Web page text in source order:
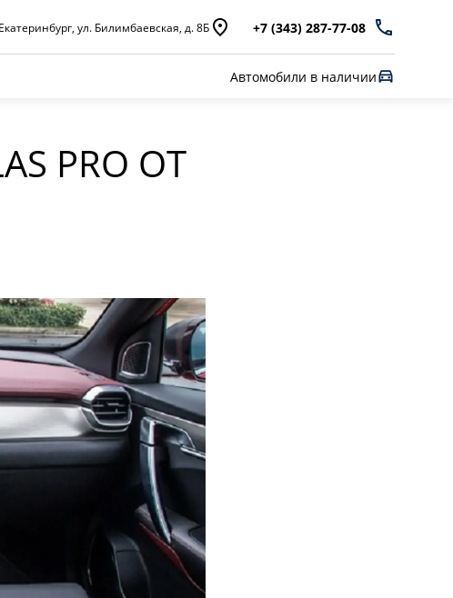
Екатеринбург, ул. Билимбаевская, д. 8Б +7 (343) 287-77-08
Автомобили в наличии
PRO ОТ